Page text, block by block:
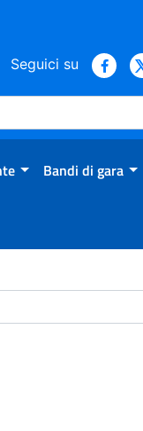
Seguici su
Bandi di gara